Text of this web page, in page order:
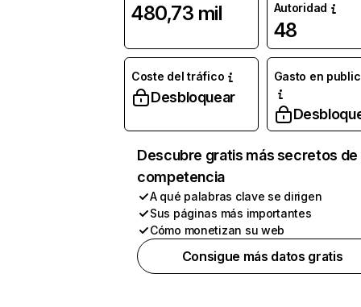
480,73 mil
Autoridad
48
Coste del tráfico
Desbloquear
Gasto en
Descubre gratis más secretos de
competencia
A qué palabras clave se dirigen
Sus páginas más importantes
Cómo monetizan su web
Consigue más datos gratis